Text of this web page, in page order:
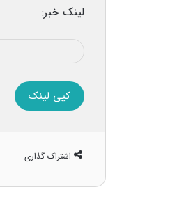
لینک خبر:
کپی لینک
اشتراک گذاری